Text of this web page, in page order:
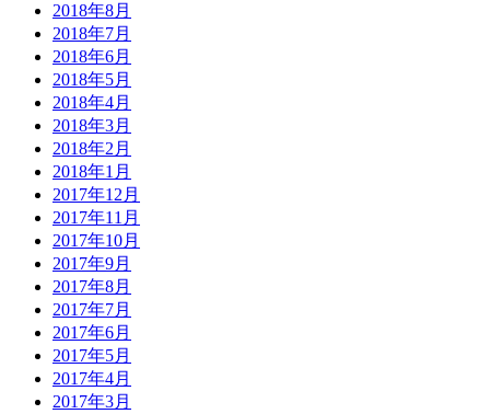
2018年8月
2018年7月
2018年6月
2018年5月
2018年4月
2018年3月
2018年2月
2018年1月
2017年12月
2017年11月
2017年10月
2017年9月
2017年8月
2017年7月
2017年6月
2017年5月
2017年4月
2017年3月